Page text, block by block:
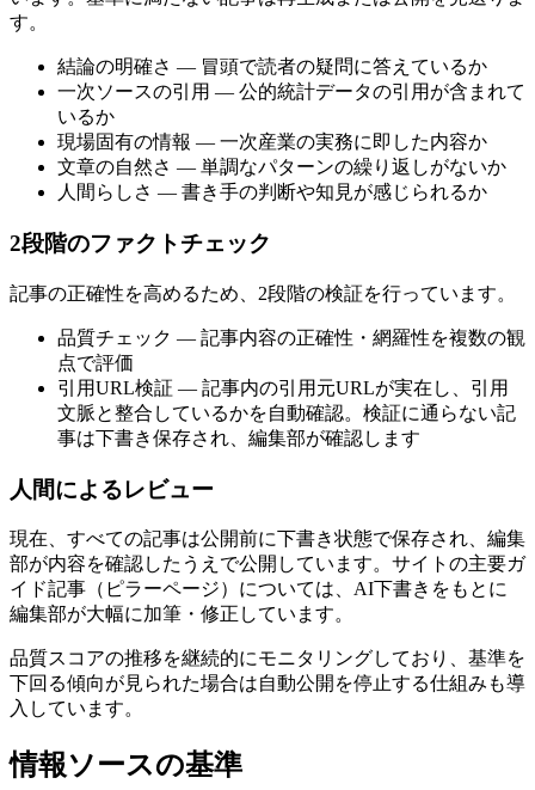
す。
結論の明確さ — 冒頭で読者の疑問に答えているか
一次ソースの引用 — 公的統計データの引用が含まれて
いるか
現場固有の情報 — 一次産業の実務に即した内容か
文章の自然さ — 単調なパターンの繰り返しがないか
人間らしさ — 書き手の判断や知見が感じられるか
2段階のファクトチェック
記事の正確性を高めるため、2段階の検証を行っています。
品質チェック — 記事内容の正確性・網羅性を複数の観
点で評価
引用URL検証 — 記事内の引用元URLが実在し、引用
文脈と整合しているかを自動確認。検証に通らない記
事は下書き保存され、編集部が確認します
人間によるレビュー
現在、すべての記事は公開前に下書き状態で保存され、編集
部が内容を確認したうえで公開しています。サイトの主要ガ
イド記事（ピラーページ）については、AI下書きをもとに
編集部が大幅に加筆・修正しています。
品質スコアの推移を継続的にモニタリングしており、基準を
下回る傾向が見られた場合は自動公開を停止する仕組みも導
入しています。
情報ソースの基準